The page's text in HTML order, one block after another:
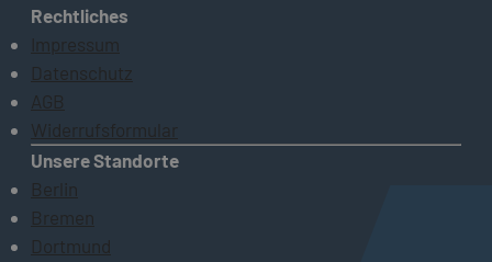
Rechtliches
Impressum
Datenschutz
AGB
Widerrufsformular
Unsere Standorte
Berlin
Bremen
Dortmund